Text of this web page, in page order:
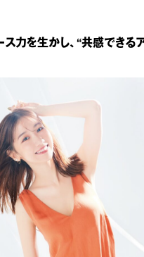
ス力を生かし、“共感できる